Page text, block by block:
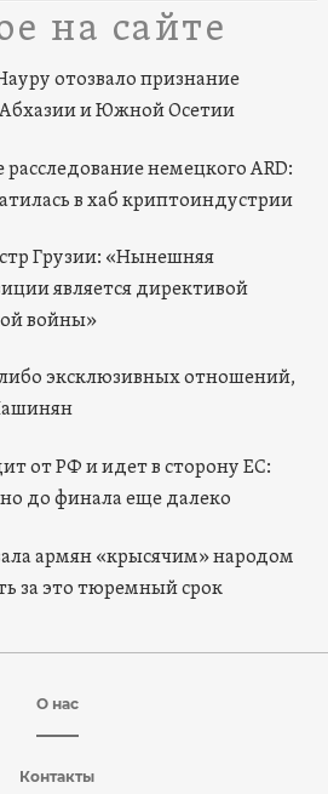
на сайте
отозвало признание
и Южной Осетии
немецкого ARD:
в хаб криптоиндустрии
Грузии: «Нынешняя
является директивой
войны»
либо эксклюзивных отношений,
от РФ и идет в сторону ЕС:
но до финала еще далеко
армян «крысячим» народом
за это тюремный срок
О нас
Контакты